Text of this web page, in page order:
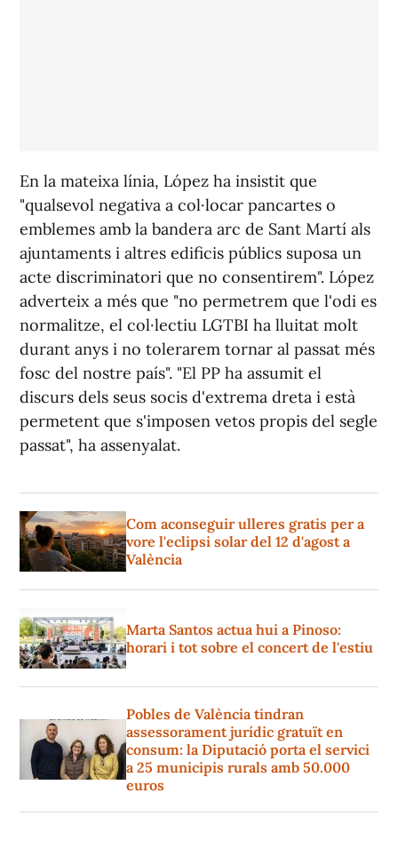
En la mateixa línia, López ha insistit que
"qualsevol negativa a col·locar pancartes o
emblemes amb la bandera arc de Sant Martí als
ajuntaments i altres edificis públics suposa un
acte discriminatori que no consentirem". López
adverteix a més que "no permetrem que l'odi es
normalitze, el col·lectiu LGTBI ha lluitat molt
durant anys i no tolerarem tornar al passat més
fosc del nostre país". "El PP ha assumit el
discurs dels seus socis d'extrema dreta i està
permetent que s'imposen vetos propis del segle
passat", ha assenyalat.
Com aconseguir ulleres gratis per a
vore l'eclipsi solar del 12 d'agost a
València
Marta Santos actua hui a Pinoso:
horari i tot sobre el concert de l'estiu
Pobles de València tindran
assessorament jurídic gratuït en
consum: la Diputació porta el servici
a 25 municipis rurals amb 50.000
euros